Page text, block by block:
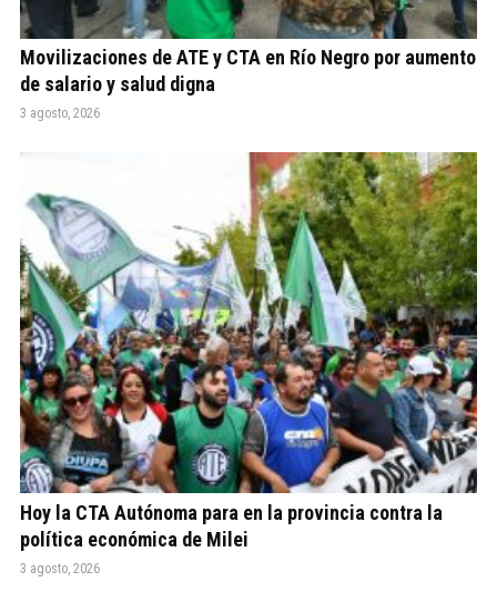
Movilizaciones de ATE y CTA en Río Negro por aumento
de salario y salud digna
3 agosto, 2026
Hoy la CTA Autónoma para en la provincia contra la
política económica de Milei
3 agosto, 2026